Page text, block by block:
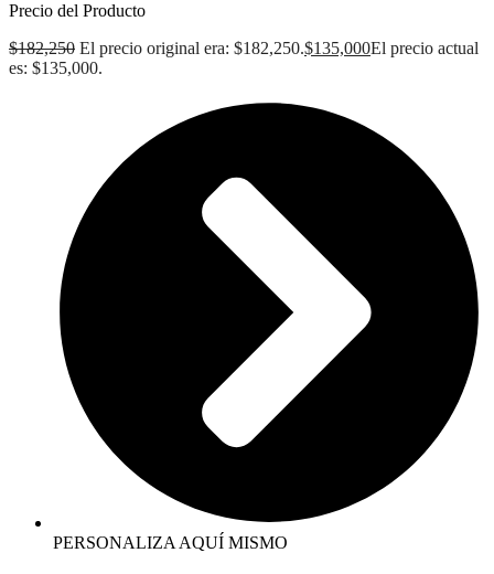
Precio del Producto
$182,250 El precio original era: $182,250.$135,000El precio actual
es: $135,000.
PERSONALIZA AQUÍ MISMO